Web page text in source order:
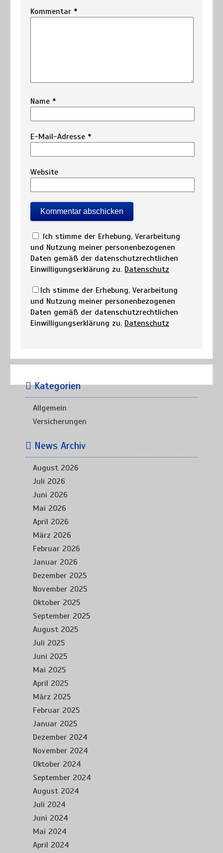
Kommentar *
Name *
E-Mail-Adresse *
Website
Ich stimme der Erhebung, Verarbeitung
und Nutzung meiner personenbezogenen
Daten gemäß der datenschutzrechtlichen
Einwilligungserklärung zu. Datenschutz
Ich stimme der Erhebung, Verarbeitung
und Nutzung meiner personenbezogenen
Daten gemäß der datenschutzrechtlichen
Einwilligungserklärung zu. Datenschutz
Kategorien
Allgemein
Versicherungen
News Archiv
August 2026
Juli 2026
Juni 2026
Mai 2026
April 2026
März 2026
Februar 2026
Januar 2026
Dezember 2025
November 2025
Oktober 2025
September 2025
August 2025
Juli 2025
Juni 2025
Mai 2025
April 2025
März 2025
Februar 2025
Januar 2025
Dezember 2024
November 2024
Oktober 2024
September 2024
August 2024
Juli 2024
Juni 2024
Mai 2024
April 2024